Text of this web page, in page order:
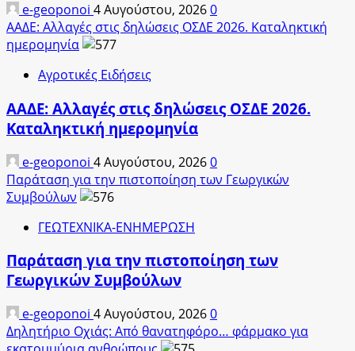
e-geoponoi 4 Αυγούστου, 20260
ΑΑΔΕ: Αλλαγές στις δηλώσεις ΟΣΔΕ 2026. Καταληκτική
ημερομηνία
Αγροτικές Ειδήσεις
ΑΑΔΕ: Αλλαγές στις δηλώσεις ΟΣΔΕ 2026.
Καταληκτική ημερομηνία
e-geoponoi 4 Αυγούστου, 20260
Παράταση για την πιστοποίηση των Γεωργικών
Συμβούλων
ΓΕΩΤΕΧΝΙΚΑ-ΕΝΗΜΕΡΩΣΗ
Παράταση για την πιστοποίηση των
Γεωργικών Συμβούλων
e-geoponoi 4 Αυγούστου, 20260
Δηλητήριο Οχιάς: Από θανατηφόρο… φάρμακο για